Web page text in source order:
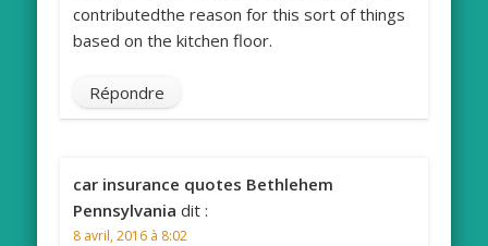
contributedthe reason for this sort of things
based on the kitchen floor.
Répondre
car insurance quotes Bethlehem
Pennsylvania dit :
8 avril, 2016 à 8:02